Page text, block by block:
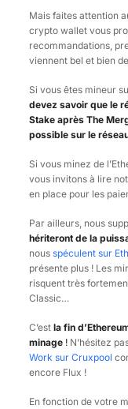
Mais faites attention
crypto wallet vous
recommandations,
viennent bel et bien
Si vous êtes mineur
devez savoir que le
Stake après The
possible sur le
Si vous minez de
vous invitons à lire
en place pour les
Par ailleurs, nous
hériteront de la
nous spéculent sur
présente plus ! Les
risquent très
Classic…
C’est la fin
minage!N’hésitez
Work sur Cruxpool
encore Flux !
En fonction de votre